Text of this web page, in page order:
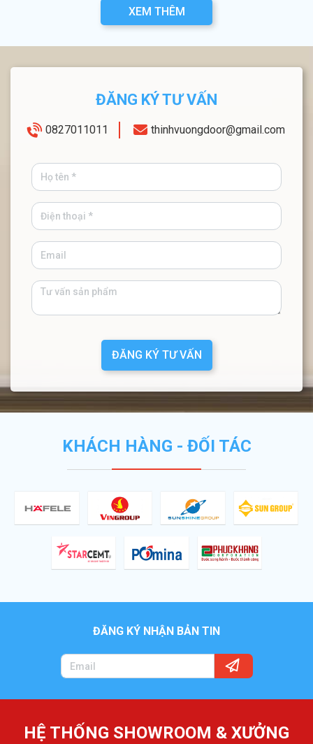
XEM THÊM
ĐĂNG KÝ TƯ VẤN
0827011011 thinhvuongdoor@gmail.com
ĐĂNG KÝ TƯ VẤN
KHÁCH HÀNG - ĐỐI TÁC
ĐĂNG KÝ NHẬN BẢN TIN
HỆ THỐNG SHOWROOM & XƯỞNG